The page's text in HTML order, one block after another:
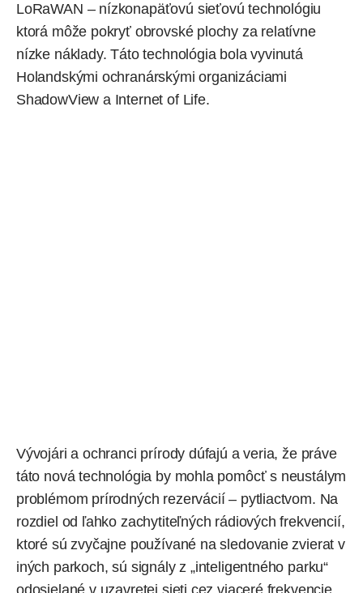
LoRaWAN – nízkonapäťovú sieťovú technológiu
ktorá môže pokryť obrovské plochy za relatívne
nízke náklady. Táto technológia bola vyvinutá
Holandskými ochranárskými organizáciami
ShadowView a Internet of Life.
Vývojári a ochranci prírody dúfajú a veria, že práve
táto nová technológia by mohla pomôcť s neustálym
problémom prírodných rezervácií – pytliactvom. Na
rozdiel od ľahko zachytiteľných rádiových frekvencií,
ktoré sú zvyčajne používané na sledovanie zvierat v
iných parkoch, sú signály z „inteligentného parku“
odosielané v uzavretej sieti cez viaceré frekvencie,